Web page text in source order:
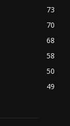
73
70
68
58
50
49